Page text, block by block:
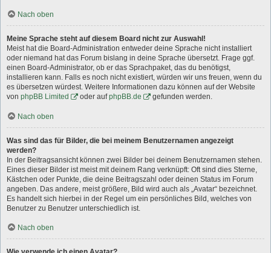
Nach oben
Meine Sprache steht auf diesem Board nicht zur Auswahl!
Meist hat die Board-Administration entweder deine Sprache nicht installiert
oder niemand hat das Forum bislang in deine Sprache übersetzt. Frage ggf.
einen Board-Administrator, ob er das Sprachpaket, das du benötigst,
installieren kann. Falls es noch nicht existiert, würden wir uns freuen, wenn du
es übersetzen würdest. Weitere Informationen dazu können auf der Website
von phpBB Limited oder aufphpBB.de gefunden werden.
Nach oben
Was sind das für Bilder, die bei meinem Benutzernamen angezeigt
werden?
In der Beitragsansicht können zwei Bilder bei deinem Benutzernamen stehen.
Eines dieser Bilder ist meist mit deinem Rang verknüpft: Oft sind dies Sterne,
Kästchen oder Punkte, die deine Beitragszahl oder deinen Status im Forum
angeben. Das andere, meist größere, Bild wird auch als „Avatar“ bezeichnet.
Es handelt sich hierbei in der Regel um ein persönliches Bild, welches von
Benutzer zu Benutzer unterschiedlich ist.
Nach oben